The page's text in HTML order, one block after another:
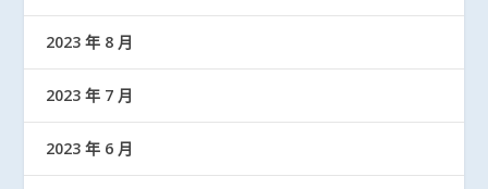
2023 年 8 月
2023 年 7 月
2023 年 6 月